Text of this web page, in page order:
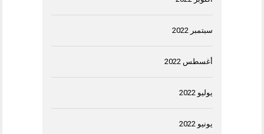
سبتمبر 2022
أغسطس 2022
يوليو 2022
يونيو 2022